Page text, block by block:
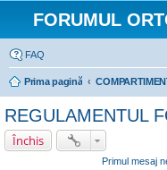
FORUMUL
FAQ
Prima pagină
REGULAMENTUL
Închis
Primul mesaj